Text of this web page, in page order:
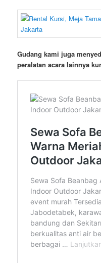
Gudang kami juga
peralatan acara lainnya